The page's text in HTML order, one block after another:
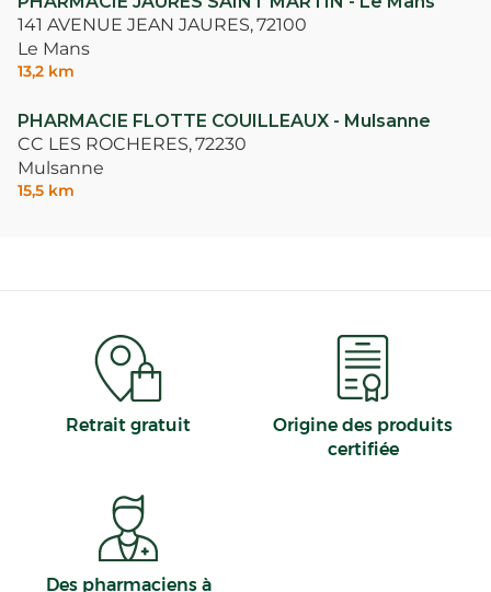
141 AVENUE JEAN JAURES,72100
Le Mans
13,2 km
PHARMACIE FLOTTE COUILLEAUX - Mulsanne
CC LES ROCHERES,72230
Mulsanne
15,5 km
Retrait gratuit
Origine des produits
certifiée
Des pharmaciens à